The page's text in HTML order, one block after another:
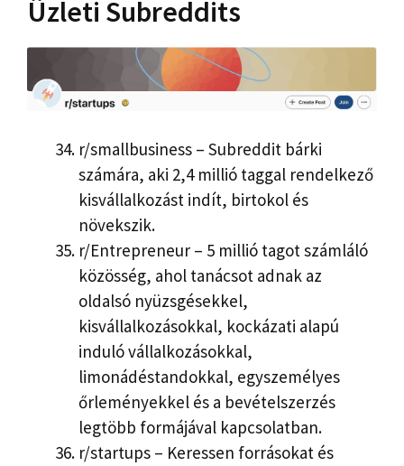
Üzleti Subreddits
r/smallbusiness – Subreddit bárki
számára, aki 2,4 millió taggal rendelkező
kisvállalkozást indít, birtokol és
növekszik.
r/Entrepreneur – 5 millió tagot számláló
közösség, ahol tanácsot adnak az
oldalsó nyüzsgésekkel,
kisvállalkozásokkal, kockázati alapú
induló vállalkozásokkal,
limonádéstandokkal, egyszemélyes
őrleményekkel és a bevételszerzés
legtöbb formájával kapcsolatban.
r/startups – Keressen forrásokat és